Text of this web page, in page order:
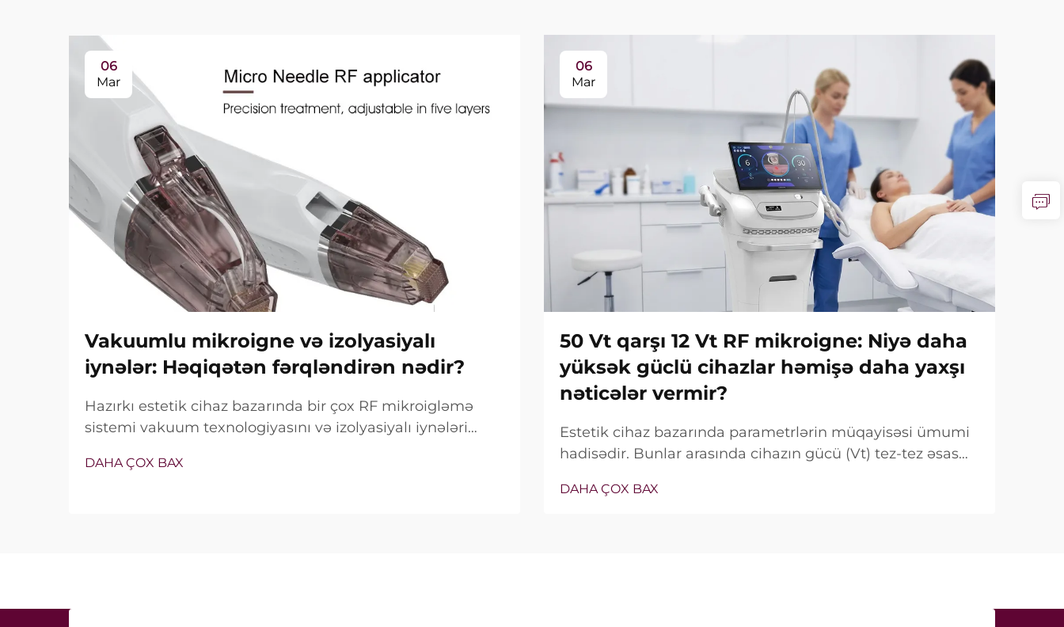
06
Mar
Vakuumlu mikroigne və izolyasiyalı
iynələr: Həqiqətən fərqləndirən nədir?
Hazırkı estetik cihaz bazarında bir çox RF mikroigləmə
sistemi vakuum texnologiyasını və izolyasiyalı iynələri
xüsusiyyətlərin mövcud olub-olmaması deyil, onların klinik
DAHA ÇOX BAX
06
Mar
50 Vt qarşı 12 Vt RF mikroigne: Niyə daha
yüksək güclü cihazlar həmişə daha yaxşı
nəticələr vermir?
Estetik cihaz bazarında parametrlərin müqayisəsi ümumi
hadisədir. Bunlar arasında cihazın gücü (Vt) tez-tez əsas
real vəziyyət tamamilə fərqlidir. Çox hallarda belə «güc»...
DAHA ÇOX BAX